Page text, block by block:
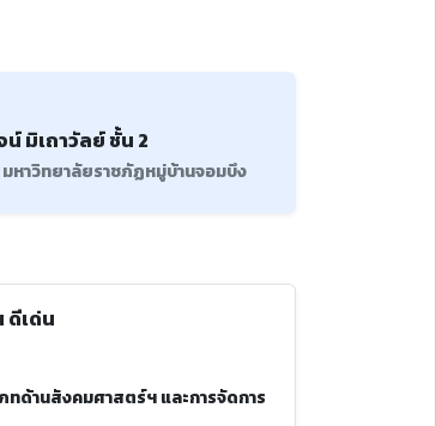
มิเถาวัลย์ ชั้น 2
มหาวิทยาลัยราชภัฏหมู่บ้านจอมบึง
ดีเด่น
ทด้านสังคมศาสตร์ฯ และการจัดการ